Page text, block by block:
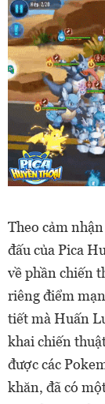
Theo cảm
đấu của Pica
về phần chiến
riêng điểm
tiết mà Huấn
khai chiến
được các
khăn, đã có